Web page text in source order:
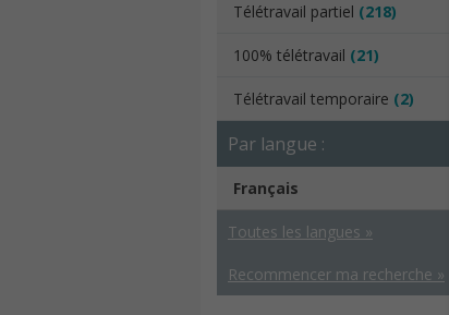
Télétravail partiel (218)
100% télétravail (21)
Télétravail temporaire (2)
Par langue :
Français
Toutes les langues »
Recommencer ma recherche »